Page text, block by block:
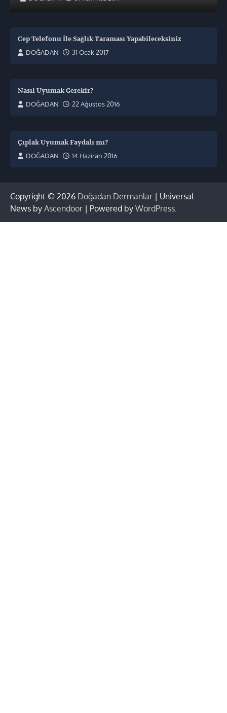
Cep Telefonu İle Sağlık Taraması Yapabileceksiniz
DOĞADAN
31 Ocak 2017
Nasıl Uyumak Gerekir?
DOĞADAN
22 Ağustos 2016
Çıplak Uyumak Faydalı mı?
DOĞADAN
14 Haziran 2016
Copyright © 2026 Doğadan Dermanlar | Universal
News by Ascendoor | Powered by WordPress